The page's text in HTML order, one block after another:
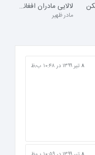
لالایی مادران افغانستان
مادر ظهیر
۸ تیر ۱۳۹۹ در ۱۰:۴۸ ب٫ظ